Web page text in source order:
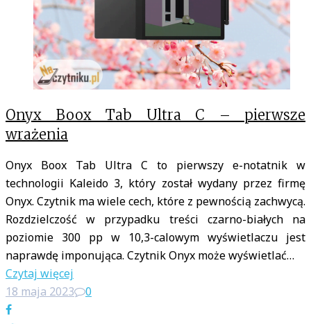
Onyx Boox Tab Ultra C – pierwsze
wrażenia
Onyx Boox Tab Ultra C to pierwszy e-notatnik w
technologii Kaleido 3, który został wydany przez firmę
Onyx. Czytnik ma wiele cech, które z pewnością zachwycą.
Rozdzielczość w przypadku treści czarno-białych na
poziomie 300 pp w 10,3-calowym wyświetlaczu jest
naprawdę imponująca. Czytnik Onyx może wyświetlać…
Czytaj więcej
18 maja 2023
0
Facebook